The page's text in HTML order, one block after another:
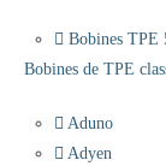
Bobines TPE
Bobines de TPE
Aduno
Adyen